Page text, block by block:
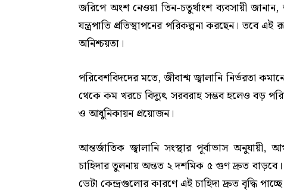
জরিপে অংশ নেওয়া তিন-চতুর্থাংশ ব্যবসায়ী
যন্ত্রপাতি প্রতিস্থাপনের পরিকল্পনা করছেন। তবে
অনিশ্চয়তা।
পরিবেশবিদদের মতে, জীবাশ্ম জ্বালানি নির্ভরতা
থেকে কম খরচে বিদ্যুৎ সরবরাহ সম্ভব হলেও বড়
ও আধুনিকায়ন প্রয়োজন।
আন্তর্জাতিক জ্বালানি সংস্থার পূর্বাভাস অনুযায়ী,
চাহিদার তুলনায় অন্তত ২ দশমিক ৫ গুণ দ্রুত বাড়বে।
ডেটা কেন্দ্রগুলোর কারণে এই চাহিদা দ্রুত বৃদ্ধি